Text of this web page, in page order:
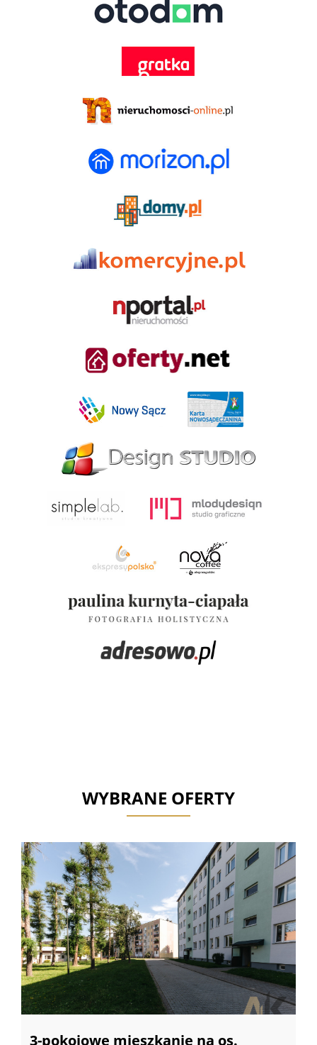
WYBRANE OFERTY
3-pokojowe mieszkanie na os.